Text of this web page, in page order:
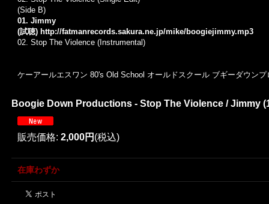
(Side B)
01. Jimmy
(試聴) http://fatmanrecords.sakura.ne.jp/mike/boogiejimmy.mp3
02. Stop The Violence (Instrumental)
ケーアールエスワン 80's Old School オールドスクール ブギーダウン
Boogie Down Productions - Stop The Violence / Jimmy
販売価格: 2,000円 (税込)
在庫わずか